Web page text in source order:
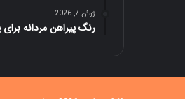
ژوئن 7, 2026
رنگ پیراهن مردانه برای پوست سفید: